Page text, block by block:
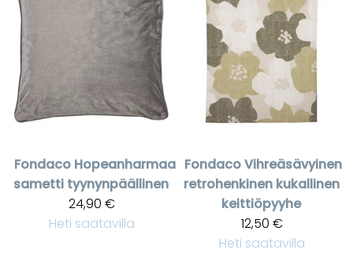
Fondaco Hopeanharmaa
sametti tyynynpäällinen
24,90 €
Heti saatavilla
FondacoVihreäsävyinen
retrohenkinen kukallinen
keittiöpyyhe
12,50 €
Heti saatavilla